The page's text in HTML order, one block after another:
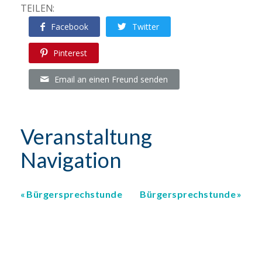
TEILEN:
Facebook Twitter
Pinterest
Email an einen Freund senden
Veranstaltung
Navigation
Bürgersprechstunde Bürgersprechstunde